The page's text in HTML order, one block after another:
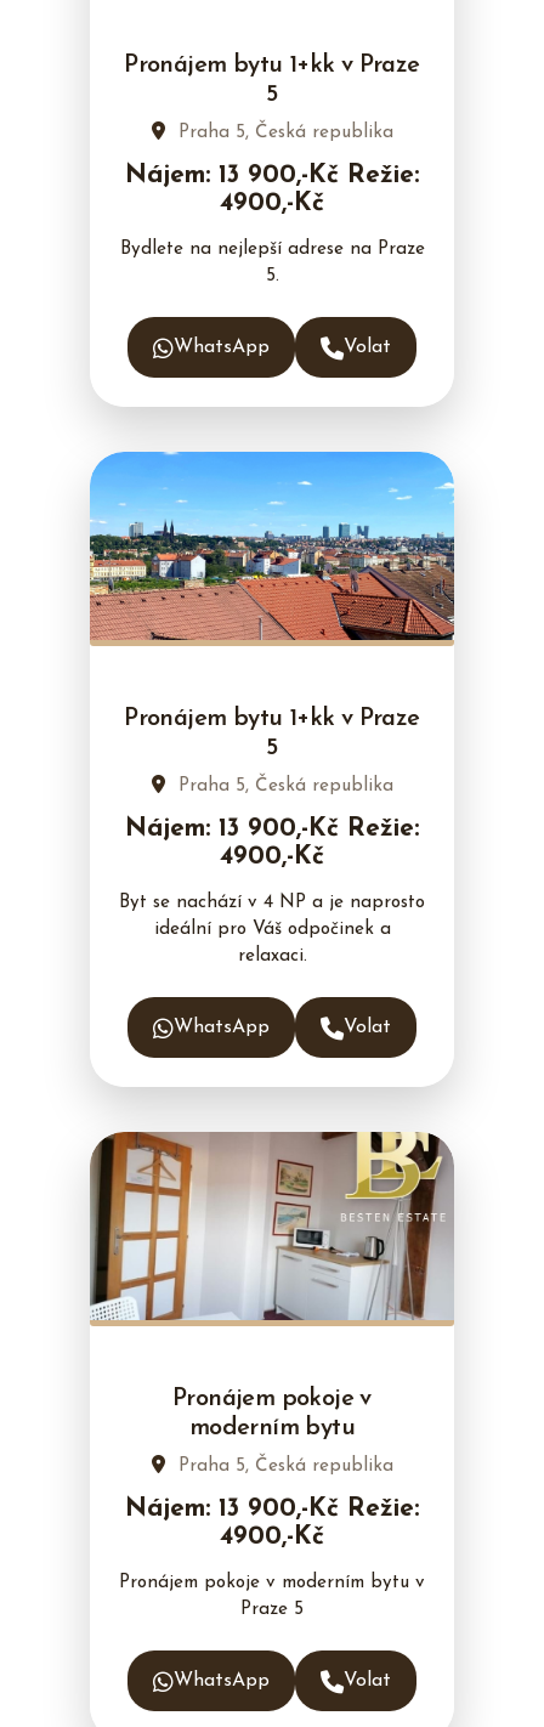
Pronájem bytu 1+kk v Praze
5
Praha 5, Česká republika
Nájem: 13 900,-Kč Režie:
4900,-Kč
Bydlete na nejlepší adrese na Praze
5.
WhatsApp Volat
Pronájem bytu 1+kk v Praze
5
Praha 5, Česká republika
Nájem: 13 900,-Kč Režie:
4900,-Kč
Byt se nachází v 4 NP a je naprosto
ideální pro Váš odpočinek a
relaxaci.
WhatsApp Volat
Pronájem pokoje v
moderním bytu
Praha 5, Česká republika
Nájem: 13 900,-Kč Režie:
4900,-Kč
Pronájem pokoje v moderním bytu v
Praze 5
WhatsApp Volat